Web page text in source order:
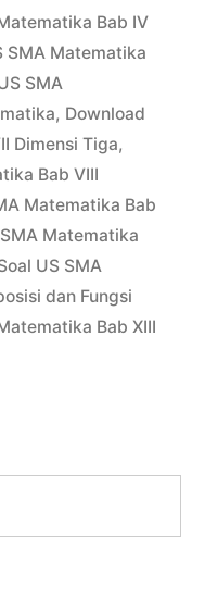
Bab IV
SMA Matematika
SMA
, Download
Dimensi Tiga,
Bab VIII
Matematika Bab
Matematika
US SMA
dan Fungsi
Bab XIII